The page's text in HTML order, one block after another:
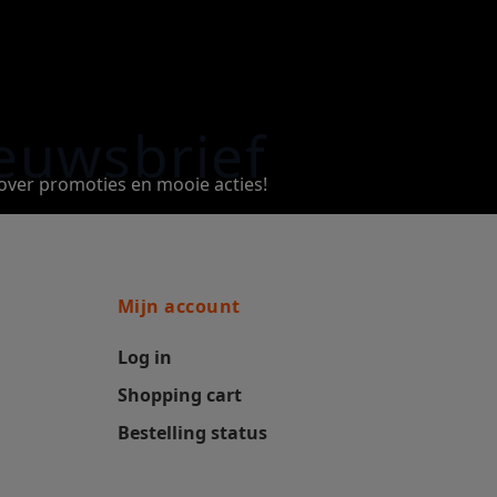
promoties en mooie acties!
Mijn account
Log in
Shopping cart
Bestelling status